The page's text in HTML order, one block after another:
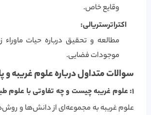
وقایع خاص.
اکتراترستریالی:
مطالعه و تحقیق درباره حیات ماوراء
موجودات فضایی.
سوالات متداول درباره علوم غریبه
۱: علوم غریبه چیست و چه تفاوتی با علوم طبیعی دارد؟
علوم غریبه به مجموعه‌ای از دانش‌ها و